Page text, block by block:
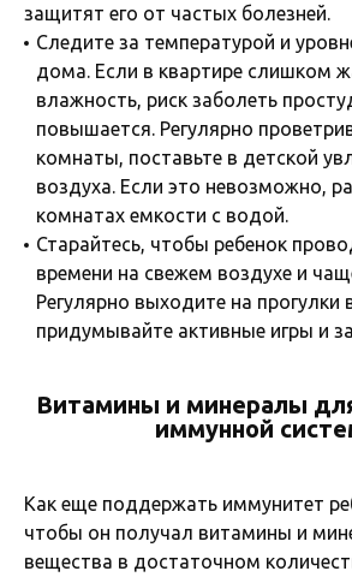
защитят его от частых болезней.
Следите за температурой и
дома. Если в квартире слишком
влажность, риск заболеть
повышается. Регулярно
комнаты, поставьте в детской
воздуха. Если это невозможно,
комнатах емкости с водой.
Старайтесь, чтобы ребенок
времени на свежем воздухе и
Регулярно выходите на прогулки
придумывайте активные игры и
Витамины и минералы
иммунной
Как еще поддержать иммунитет
чтобы он получал витамины и
вещества в достаточном